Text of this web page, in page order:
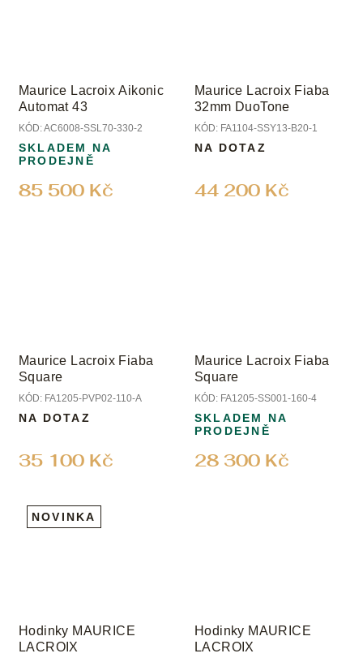
Maurice Lacroix Aikonic
Automat 43
KÓD:AC6008-SSL70-330-2
85 500 Kč
SKLADEM NA
PRODEJNĚ
Maurice Lacroix Fiaba
32mm DuoTone
KÓD: FA1104-SSY13-B20-1
44 200 Kč
NA DOTAZ
Maurice Lacroix Fiaba
Square
KÓD: FA1205-PVP02-110-A
35 100 Kč
NA DOTAZ
Maurice Lacroix Fiaba
Square
KÓD: FA1205-SS001-160-4
28 300 Kč
SKLADEM NA
PRODEJNĚ
NOVINKA
Hodinky MAURICE
LACROIX
Hodinky MAURICE
LACROIX